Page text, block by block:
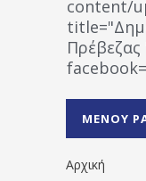
content/
Πρέβεζας
ΜΕΝΟΥ
Αρχική